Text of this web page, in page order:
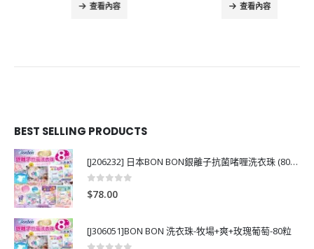
查看內容 查看內容
BEST SELLING PRODUCTS
[J206232] 日本BON BON銀離子抗菌啫喱洗衣珠 (80粒)
0
$78.00
[J306051]BON BON 洗衣珠-牧場+爽+玫瑰葡萄-80粒